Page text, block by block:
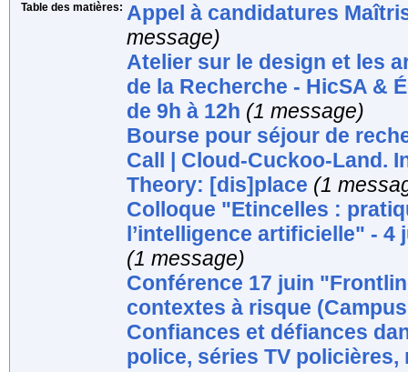
Table des matières: Appel à candidatures
message)
Atelier sur le design et les
de la Recherche - HicSA &
de 9h à 12h (1 message)
Bourse pour séjour de
Call | Cloud-Cuckoo-Land.
Theory: [dis]place (1
Colloque "Etincelles :
l’intelligence artificielle" - 4
(1 message)
Conférence 17 juin
contextes à risque
Confiances et défiances
police, séries TV